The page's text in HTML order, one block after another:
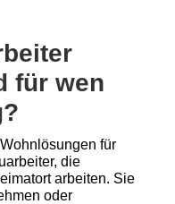
für wen
für
die
arbeiten. Sie
oder